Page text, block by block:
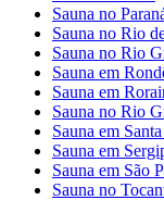
Sauna no
Sauna no Rio
Sauna no Rio
Sauna em
Sauna em
Sauna no Rio
Sauna em
Sauna em
Sauna em São
Sauna no